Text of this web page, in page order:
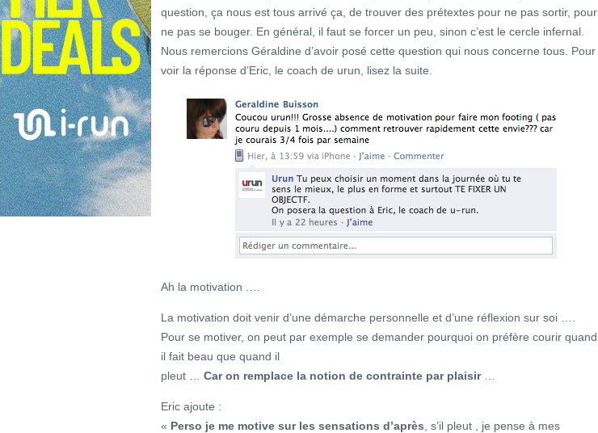
question, ça nous est tous arrivé ça, de trouver des prétextes pour ne pas sortir, pour
ne pas se bouger. En général, il faut se forcer un peu, sinon c’est le cercle infernal.
Nous remercions Géraldine d’avoir posé cette question qui nous concerne tous. Pour
voir la réponse d’Eric, le coach de urun, lisez la suite.
Ah la motivation ….
La motivation doit venir d’une démarche personnelle et d’une réflexion sur soi ….
Pour se motiver, on peut par exemple se demander pourquoi on préfère courir quand
il fait beau que quand il
pleut … Car on remplace la notion de contrainte par plaisir…
Eric ajoute :
« Perso je me motive sur les sensations d’après , s’il pleut , je pense à mes